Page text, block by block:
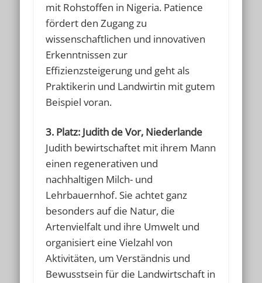
mit Rohstoffen in Nigeria. Patience
fördert den Zugang zu
wissenschaftlichen und innovativen
Erkenntnissen zur
Effizienzsteigerung und geht als
Praktikerin und Landwirtin mit gutem
Beispiel voran.
3. Platz: Judith de Vor, Niederlande
Judith bewirtschaftet mit ihrem Mann
einen regenerativen und
nachhaltigen Milch- und
Lehrbauernhof. Sie achtet ganz
besonders auf die Natur, die
Artenvielfalt und ihre Umwelt und
organisiert eine Vielzahl von
Aktivitäten, um Verständnis und
Bewusstsein für die Landwirtschaft in